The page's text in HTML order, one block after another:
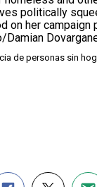
de personas sin